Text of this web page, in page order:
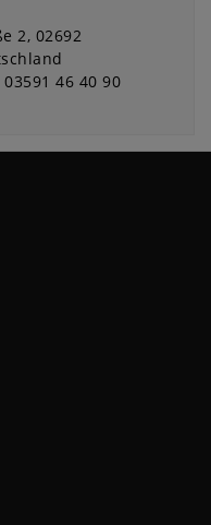
2 02692
03591 46 40 90